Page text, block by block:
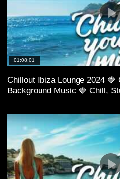
01:08:01
Chillout Ibiza Lounge 2024 🍓
Background Music 🍓 Chill,